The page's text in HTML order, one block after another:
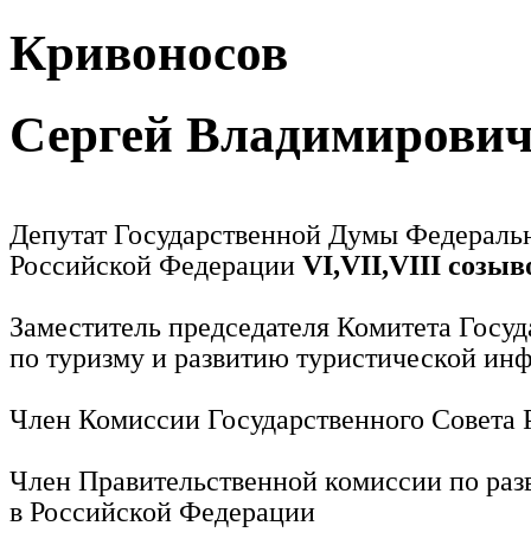
Кривоносов
Сергей
Депутат Государственной Думы
Российской Федерации VI,VII,VIII
Заместитель председателя Комитета
по туризму и развитию туристической
Член Комиссии Государственного
Член Правительственной комиссии по
в Российской Федерации